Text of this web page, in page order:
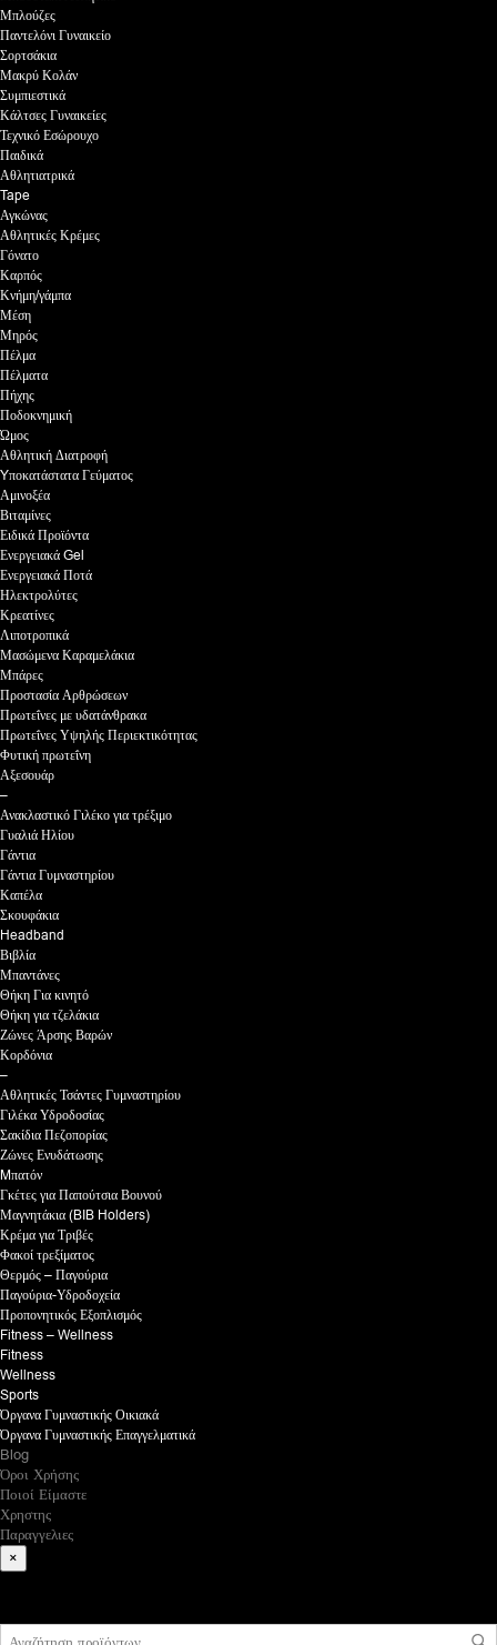
Μπλούζες
Παντελόνι Γυναικείο
Σορτσάκια
Μακρύ Κολάν
Συμπιεστικά
Κάλτσες Γυναικείες
Τεχνικό Εσώρουχο
Παιδικά
Αθλητιατρικά
Tape
Αγκώνας
Αθλητικές Κρέμες
Γόνατο
Καρπός
Κνήμη/γάμπα
Μέση
Μηρός
Πέλμα
Πέλματα
Πήχης
Ποδοκνημική
Ώμος
Αθλητική Διατροφή
Yποκατάστατα Γεύματος
Αμινοξέα
Βιταμίνες
Ειδικά Προϊόντα
Ενεργειακά Gel
Ενεργειακά Ποτά
Ηλεκτρολύτες
Κρεατίνες
Λιποτροπικά
Μασώμενα Καραμελάκια
Μπάρες
Προστασία Αρθρώσεων
Πρωτεΐνες με υδατάνθρακα
Πρωτεΐνες Υψηλής Περιεκτικότητας
Φυτική πρωτεΐνη
Αξεσουάρ
–
Ανακλαστικό Γιλέκο για τρέξιμο
Γυαλιά Ηλίου
Γάντια
Γάντια Γυμναστηρίου
Καπέλα
Σκουφάκια
Headband
Βιβλία
Μπαντάνες
Θήκη Για κινητό
Θήκη για τζελάκια
Ζώνες Άρσης Βαρών
Κορδόνια
–
Αθλητικές Τσάντες Γυμναστηρίου
Γιλέκα Υδροδοσίας
Σακίδια Πεζοπορίας
Ζώνες Ενυδάτωσης
Mπατόν
Γκέτες για Παπούτσια Βουνού
Μαγνητάκια (BIB Holders)
Κρέμα για Τριβές
Φακοί τρεξίματος
Θερμός – Παγούρια
Παγούρια-Υδροδοχεία
Προπονητικός Εξοπλισμός
Fitness – Wellness
Fitness
Wellness
Sports
Όργανα Γυμναστικής Οικιακά
Όργανα Γυμναστικής Επαγγελματικά
Blog
Όροι Χρήσης
Ποιοί Είμαστε
Χρηστης
Παραγγελιες
×